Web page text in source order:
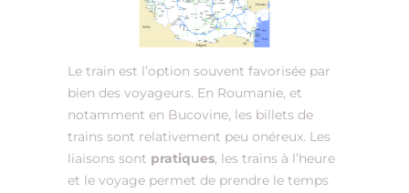
Le train est l’option souvent favorisée par
bien des voyageurs. En Roumanie, et
notamment en Bucovine, les billets de
trains sont relativement peu onéreux. Les
liaisons sont pratiques, les trains à l’heure
et le voyage permet de prendre le temps